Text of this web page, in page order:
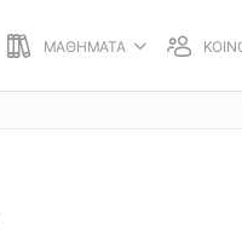
ΜΑΘΗΜΑΤΑ